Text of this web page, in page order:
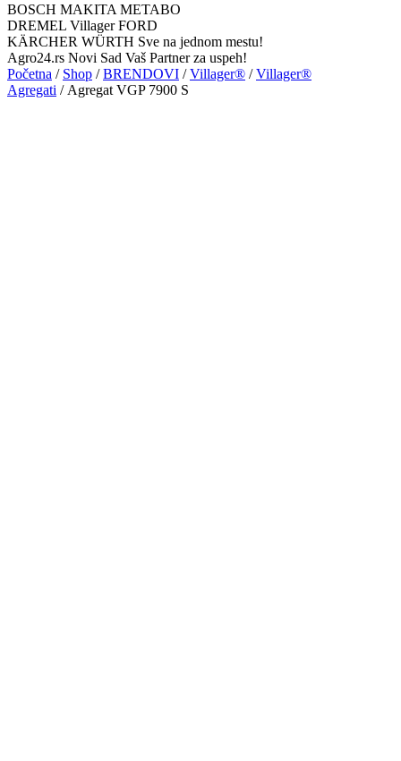
BOSCH MAKITA METABO
DREMEL Villager FORD
KÄRCHER WÜRTH Sve na jednom mestu!
Agro24.rs Novi Sad Vaš Partner za uspeh!
Početna / Shop /BRENDOVI /Villager® /Villager®
Agregati / Agregat VGP 7900 S